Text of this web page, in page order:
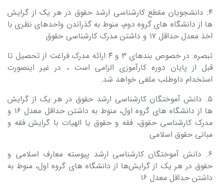
۴. دانشجویان مقطع کارشناسی ارشد حقوق در هر یک از گرایش
ها از دانشگاه های گروه دوم، منوط به گذراندن واحدهای نظری با
اخذ معدل حداقل ۱۷ و داشتن مدرک کارشناسی حقوق
تبصره: در خصوص بندهای ۳ و ۴ ارائه مدرک فراغت از تحصیل تا
قبل از پایان دوره کارآموزی الزامی است ، در غیر اینصورت
استخدام داوطلب ملغی خواهد شد.
۵. دانش‌ آموختگان کارشناسی ارشد حقوق در هر یک از گرایش‌
ها از دانشگاه‌ های گروه اول، منوط به داشتن حداقل معدل ۱۶ و
مدرک کارشناسی حقوق، فقه و حقوق یا الهیات با گرایش فقه و
مبانی حقوق اسلامی
۶. دانش‌ آموختگان کارشناسی ارشد پیوسته معارف اسلامی و
حقوق در هر یک از گرایش‌ها از دانشگاه‌ های گروه اول، منوط به
داشتن حداقل معدل ۱۶